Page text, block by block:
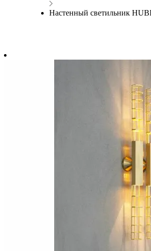
Настенный светильник